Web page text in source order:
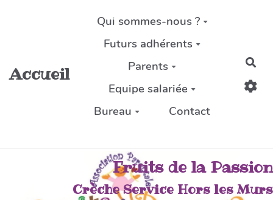
Aller au contenu principal
Accueil
Qui sommes-nous ?
Futurs adhérents
Parents
Equipe salariée
Bureau
Contact
Fruits de la Passion
Crèche Service Hors les Murs